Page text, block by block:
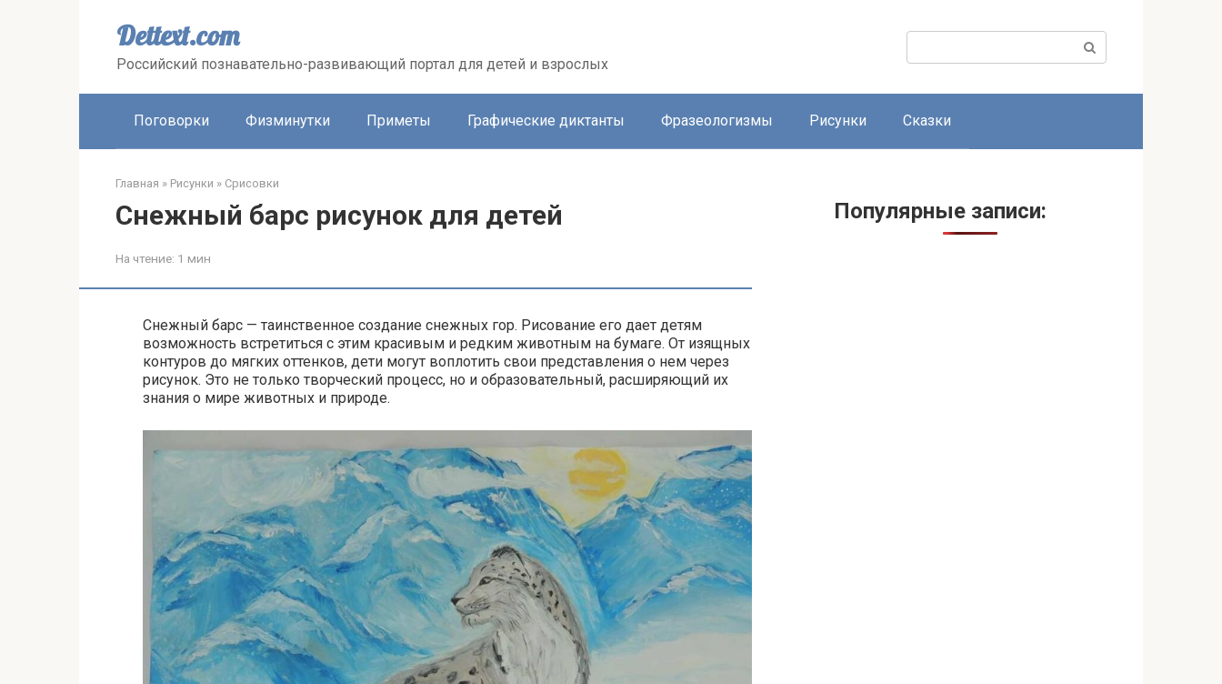
Dettext.com
Российский познавательно-развивающий портал для детей и взрослых
Поиск:
Поговорки Физминутки Приметы Графические диктанты Фразеологизмы Рисунки Сказки
Главная » Рисунки » Срисовки
Снежный барс рисунок для детей
На чтение: 1 мин
Снежный барс — таинственное создание снежных гор. Рисование его дает детям
возможность встретиться с этим красивым и редким животным на бумаге. От изящных
контуров до мягких оттенков, дети могут воплотить свои представления о нем через
рисунок. Это не только творческий процесс, но и образовательный, расширяющий их
знания о мире животных и природе.
Популярные записи: